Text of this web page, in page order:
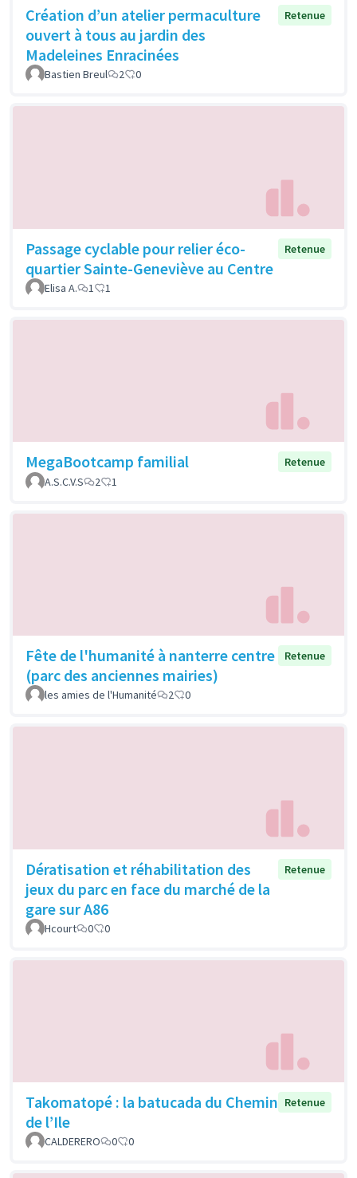
Création d’un atelier permaculture
ouvert à tous au jardin des
Madeleines Enracinées
Retenue
Bastien Breul 2 0
Passage cyclable pour relier éco-
quartier Sainte-Geneviève au Centre
Retenue
Elisa A. 1 1
MegaBootcamp familial
Retenue
A.S.C.V.S
2 1
Fête de l'humanité à nanterre centre
(parc des anciennes mairies)
Retenue
les amies de l'Humanité 2 0
Dératisation et réhabilitation des
jeux du parc en face du marché de la
gare sur A86
Retenue
Hcourt 0 0
Takomatopé : la batucada du Chemin
de l’Ile
Retenue
CALDERERO 0 0